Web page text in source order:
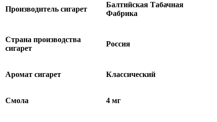
Производитель сигарет
Балтийская Табачная
Фабрика
Страна производства
сигарет
Россия
Аромат сигарет Классический
Смола 4 мг